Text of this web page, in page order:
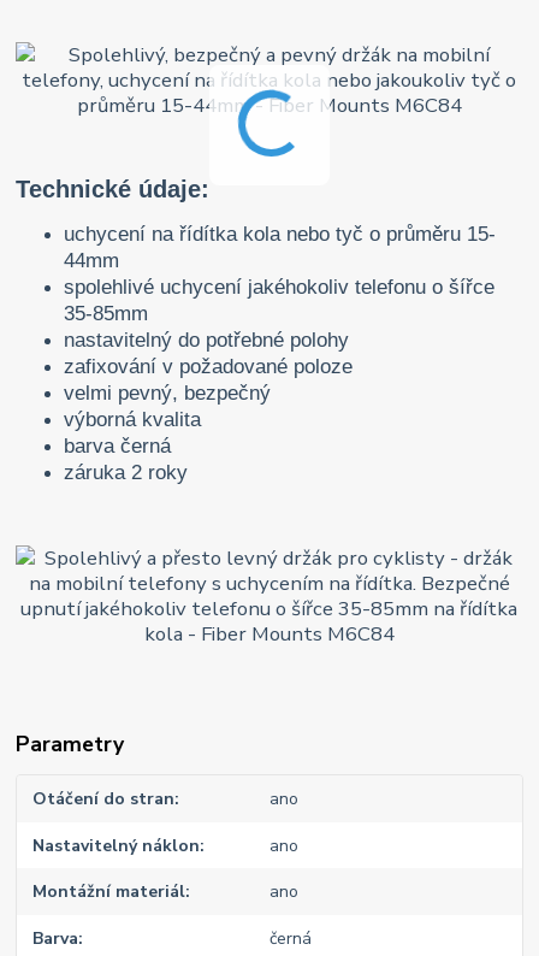
Technické údaje:
uchycení na řídítka kola nebo tyč o průměru 15-
44mm
spolehlivé uchycení jakéhokoliv telefonu o šířce
35-85mm
nastavitelný do potřebné polohy
zafixování v požadované poloze
velmi pevný, bezpečný
výborná kvalita
barva černá
záruka 2 roky
Parametry
Otáčení do stran ano
Nastavitelný náklon ano
Montážní materiál ano
Barva černá